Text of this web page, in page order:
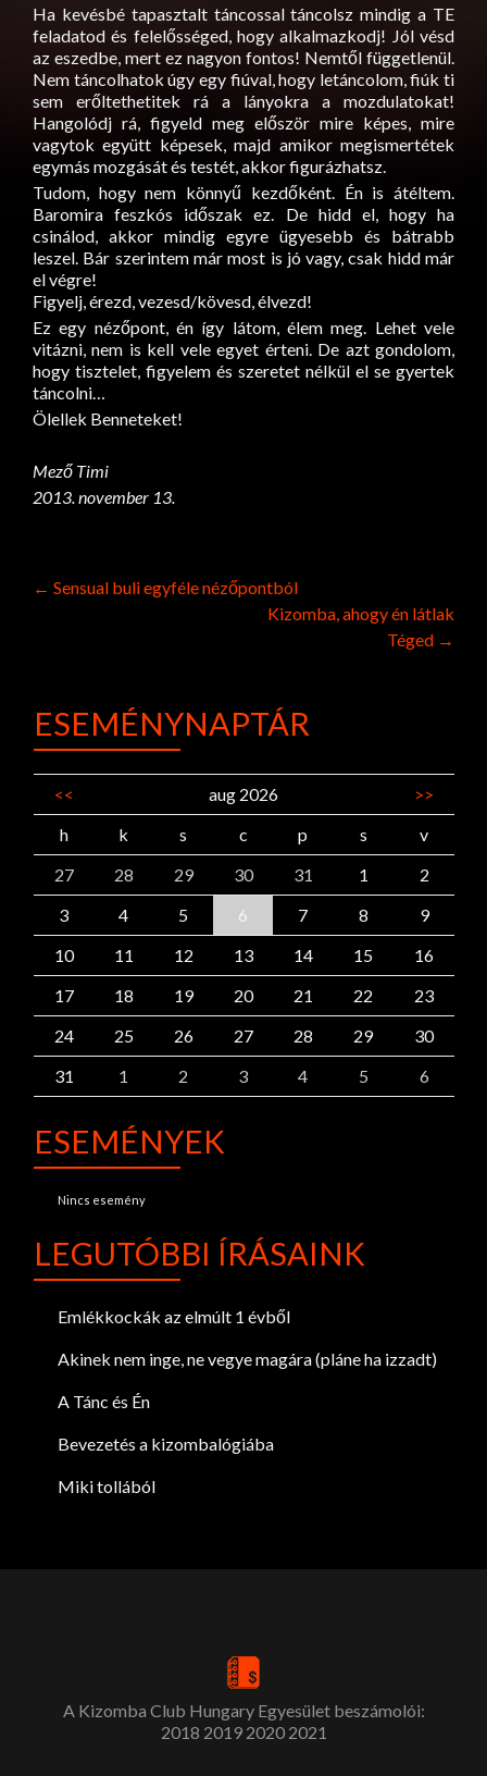
Ha kevésbé tapasztalt táncossal táncolsz mindig a TE
feladatod és felelősséged, hogy alkalmazkodj! Jól vésd
az eszedbe, mert ez nagyon fontos! Nemtől függetlenül.
Nem táncolhatok úgy egy fiúval, hogy letáncolom, fiúk ti
sem erőltethetitek rá a lányokra a mozdulatokat!
Hangolódj rá, figyeld meg először mire képes, mire
vagytok együtt képesek, majd amikor megismertétek
egymás mozgását és testét, akkor figurázhatsz.
Tudom, hogy nem könnyű kezdőként. Én is átéltem.
Baromira feszkós időszak ez. De hidd el, hogy ha
csinálod, akkor mindig egyre ügyesebb és bátrabb
leszel. Bár szerintem már most is jó vagy, csak hidd már
el végre!
Figyelj, érezd, vezesd/kövesd, élvezd!
Ez egy nézőpont, én így látom, élem meg. Lehet vele
vitázni, nem is kell vele egyet érteni. De azt gondolom,
hogy tisztelet, figyelem és szeretet nélkül el se gyertek
táncolni…
Ölellek Benneteket!
Mező Timi
2013. november 13.
Post
← Sensual buli egyféle nézőpontból
Kizomba, ahogy én látlak
Téged →
ESEMÉNYNAPTÁR
<< aug 2026
>>
h
k s c p s
v
27
28 29 30 31 1
2
3
4 5 6 7 8
9
10
11 12 13 14 15
16
17
18 19 20 21 22
23
24
25 26 27 28 29
30
31
1 2 3 4 5 6
ESEMÉNYEK
Nincs esemény
LEGUTÓBBI ÍRÁSAINK
Emlékkockák az elmúlt 1 évből
Akinek nem inge, ne vegye magára (pláne ha izzadt)
A Tánc és Én
Bevezetés a kizombalógiába
Miki tollából
A Kizomba Club Hungary Egyesület beszámolói:
2018 2019 2020 2021